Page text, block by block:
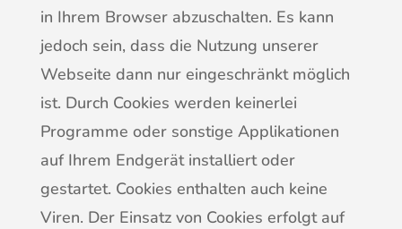
in Ihrem Browser abzuschalten. Es kann
jedoch sein, dass die Nutzung unserer
Webseite dann nur eingeschränkt möglich
ist. Durch Cookies werden keinerlei
Programme oder sonstige Applikationen
auf Ihrem Endgerät installiert oder
gestartet. Cookies enthalten auch keine
Viren. Der Einsatz von Cookies erfolgt auf